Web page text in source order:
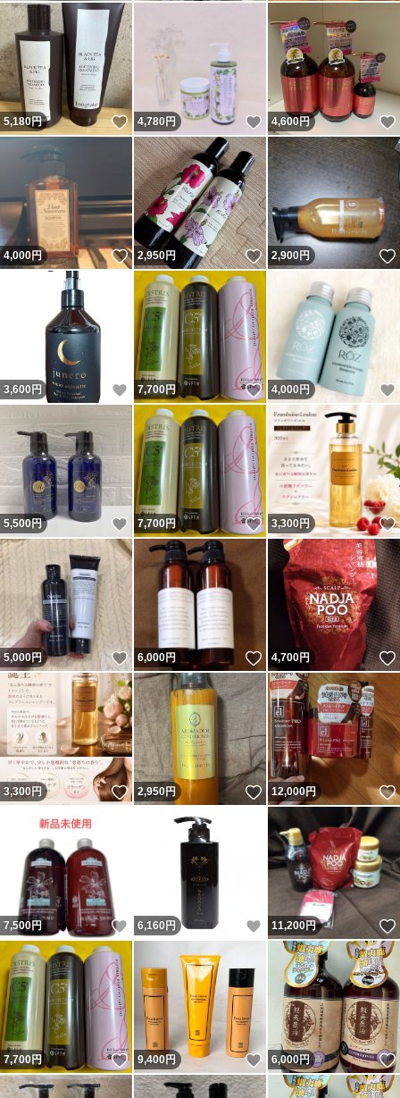
5,180円 いいね！
4,780円 いいね！
4,600円
4,000円 いいね！
2,950円 いいね！
2,900円
3,600 円 いいね！
7,700円 いいね！
4,000円
5,500円 いいね！
7,700円 いいね！
3,300円
5,000円 いいね！
6,000円 いいね！
4,700円
3,300円 いいね！
2,950円 いいね！
12,000円
7,500円 いいね！
6,160 円 いいね！
11,200円
7,700円 いいね！
9,400円 いいね！
6,000円